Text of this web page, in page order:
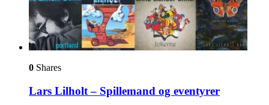
0 Shares
Lars Lilholt – Spillemand og eventyrer